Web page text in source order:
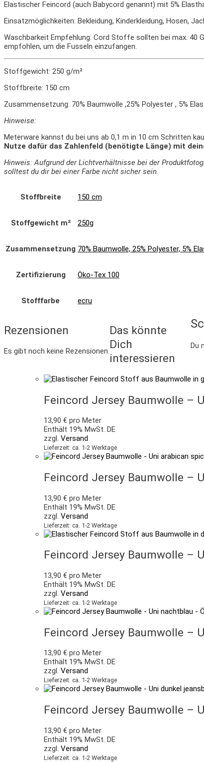
Elastischer Feincord (auch Babycord genannt) mit 5%
Einsatzmöglichkeiten: Bekleidung, Kinderkleidung, Hosen,
Waschbarkeit Empfehlung: Cord Stoffe sollten bei max. 40
empfohlen, um die Fusseln einzufangen.
Stoffgewicht: 250 g/m²
Stoffbreite: 150 cm
Zusammensetzung: 70% Baumwolle ,25% Polyester , 5%
Hinweise:
Meterware kannst du bei uns ab 0,1 m in 10 cm Schritten
Nutze dafür das Zahlenfeld (benötigte Länge) mit
Hinweis: Aufgrund der Lichtverhältnisse bei der
solltest du dir bei einer Farbe nicht sicher sein.
Stoffbreite 150 cm
Stoffgewicht m² 250g
Zusammensetzung 70% Baumwolle, 25% Polyester, 5%
Zertifizierung Öko-Tex 100
Stofffarbe ecru
Rezensionen
Es gibt noch keine Rezensionen.
Du
Das könnte
Dich
interessieren
Feincord Jersey Baumwolle –
13,90 € pro Meter
Enthält 19% MwSt. DE
zzgl. Versand
Lieferzeit: ca. 1-2 Werktage
Feincord Jersey Baumwolle –
13,90 € pro Meter
Enthält 19% MwSt. DE
zzgl. Versand
Lieferzeit: ca. 1-2 Werktage
Feincord Jersey Baumwolle –
13,90 € pro Meter
Enthält 19% MwSt. DE
zzgl. Versand
Lieferzeit: ca. 1-2 Werktage
Feincord Jersey Baumwolle –
13,90 € pro Meter
Enthält 19% MwSt. DE
zzgl. Versand
Lieferzeit: ca. 1-2 Werktage
Feincord Jersey Baumwolle –
13,90 € pro Meter
Enthält 19% MwSt. DE
zzgl. Versand
Lieferzeit: ca. 1-2 Werktage